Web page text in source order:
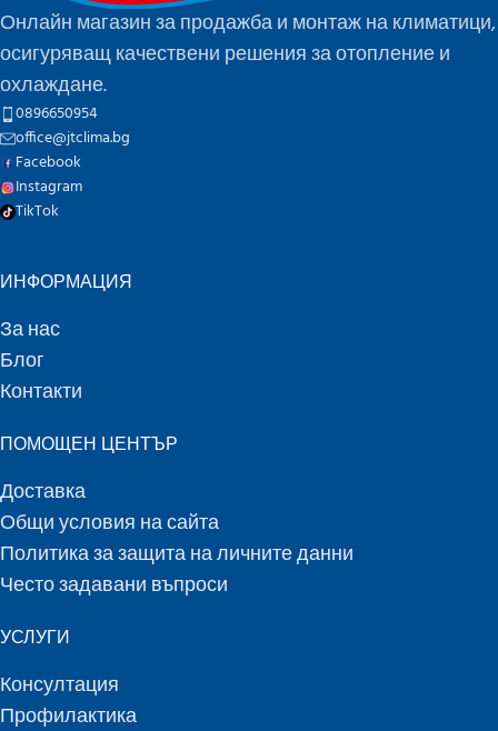
Онлайн магазин за продажба и монтаж на климатици,
осигуряващ качествени решения за отопление и
охлаждане.
0896650954
office@jtclima.bg
Facebook
Instagram
TikTok
ИНФОРМАЦИЯ
За нас
Блог
Контакти
ПОМОЩЕН ЦЕНТЪР
Доставка
Общи условия на сайта
Политика за защита на личните данни
Често задавани въпроси
УСЛУГИ
Консултация
Профилактика